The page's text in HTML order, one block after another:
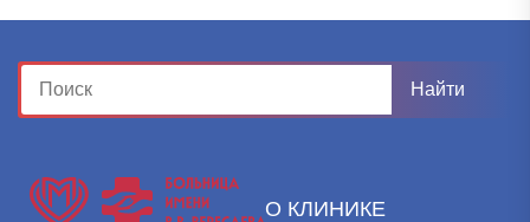
О КЛИНИКЕ